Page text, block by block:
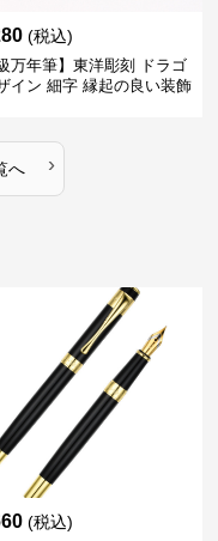
(税込)
万年筆】東洋彫刻 ドラゴ
イン 細字 縁起の良い装飾
へ ›
(税込)